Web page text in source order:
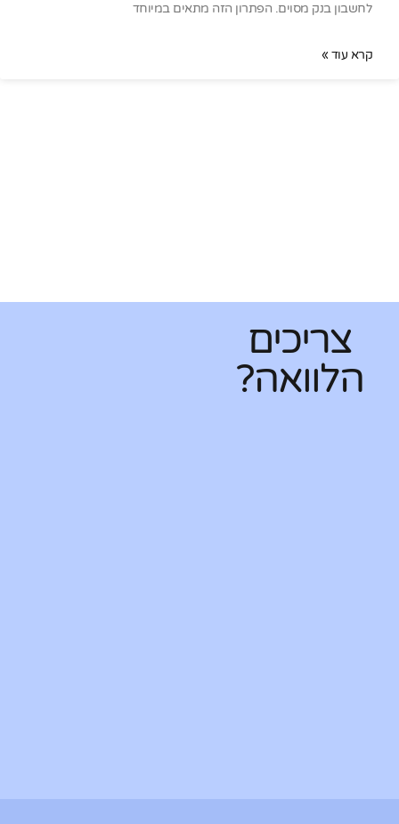
לחשבון בנק מסוים. הפתרון הזה מתאים במיוחד
קרא עוד »
צריכים
הלוואה?